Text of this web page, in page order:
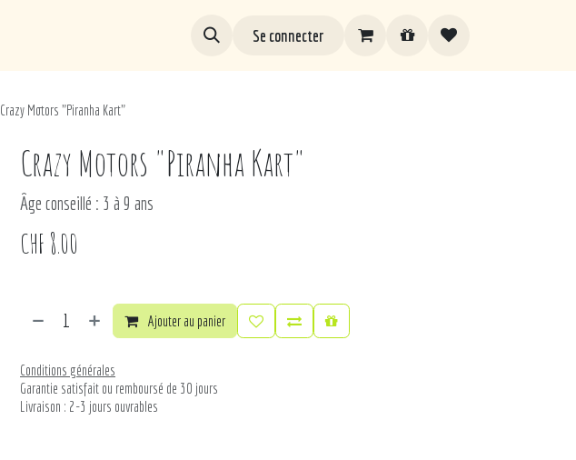
Se connecter
Crazy Motors "Piranha Kart"
Crazy Motors "Piranha Kart"
Âge conseillé : 3 à 9 ans
CHF 8.00
Ajouter au panier
Conditions générales
Garantie satisfait ou remboursé de 30 jours
Livraison : 2-3 jours ouvrables